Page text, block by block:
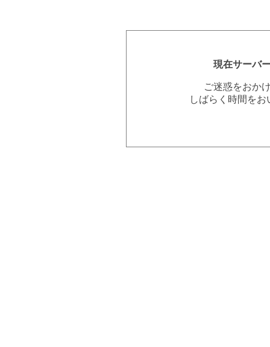
現在サーバ
ご迷惑をおか
しばらく時間を